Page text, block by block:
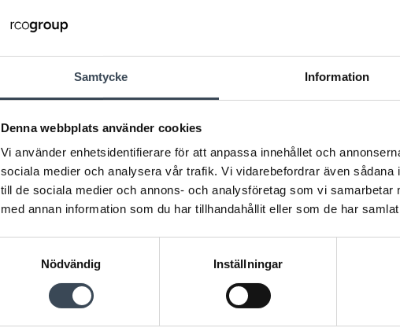
Samtycke Information
Denna webbplats använder cookies
Vi använder enhetsidentifierare för att anpassa innehållet och
sociala medier och analysera vår trafik. Vi vidarebefordrar även
till de sociala medier och annons- och analysföretag som vi
med annan information som du har tillhandahållit eller som de har
Nödvändig
Inställningar